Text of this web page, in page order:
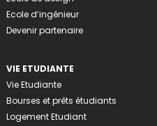
Ecole d’ingénieur
Devenir partenaire
VIE ETUDIANTE
Vie Etudiante
Bourses et prêts étudiants
Logement Etudiant